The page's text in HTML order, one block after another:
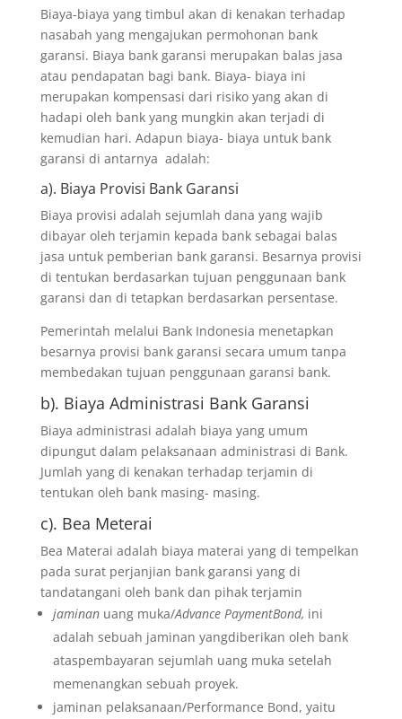
Biaya-biaya yang timbul akan di kenakan terhadap
nasabah yang mengajukan permohonan bank
garansi. Biaya bank garansi merupakan balas jasa
atau pendapatan bagi bank. Biaya- biaya ini
merupakan kompensasi dari risiko yang akan di
hadapi oleh bank yang mungkin akan terjadi di
kemudian hari. Adapun biaya- biaya untuk bank
garansi di antarnya adalah:
a). Biaya Provisi Bank Garansi
Biaya provisi adalah sejumlah dana yang wajib
dibayar oleh terjamin kepada bank sebagai balas
jasa untuk pemberian bank garansi. Besarnya provisi
di tentukan berdasarkan tujuan penggunaan bank
garansi dan di tetapkan berdasarkan persentase.
Pemerintah melalui Bank Indonesia menetapkan
besarnya provisi bank garansi secara umum tanpa
membedakan tujuan penggunaan garansi bank.
b). Biaya Administrasi Bank Garansi
Biaya administrasi adalah biaya yang umum
dipungut dalam pelaksanaan administrasi di Bank.
Jumlah yang di kenakan terhadap terjamin di
tentukan oleh bank masing- masing.
c). Bea Meterai
Bea Materai adalah biaya materai yang di tempelkan
pada surat perjanjian bank garansi yang di
tandatangani oleh bank dan pihak terjamin
jaminan uang muka/Advance PaymentBond, ini
adalah sebuah jaminan yangdiberikan oleh bank
ataspembayaran sejumlah uang muka setelah
memenangkan sebuah proyek.
jaminan pelaksanaan/Performance Bond, yaitu